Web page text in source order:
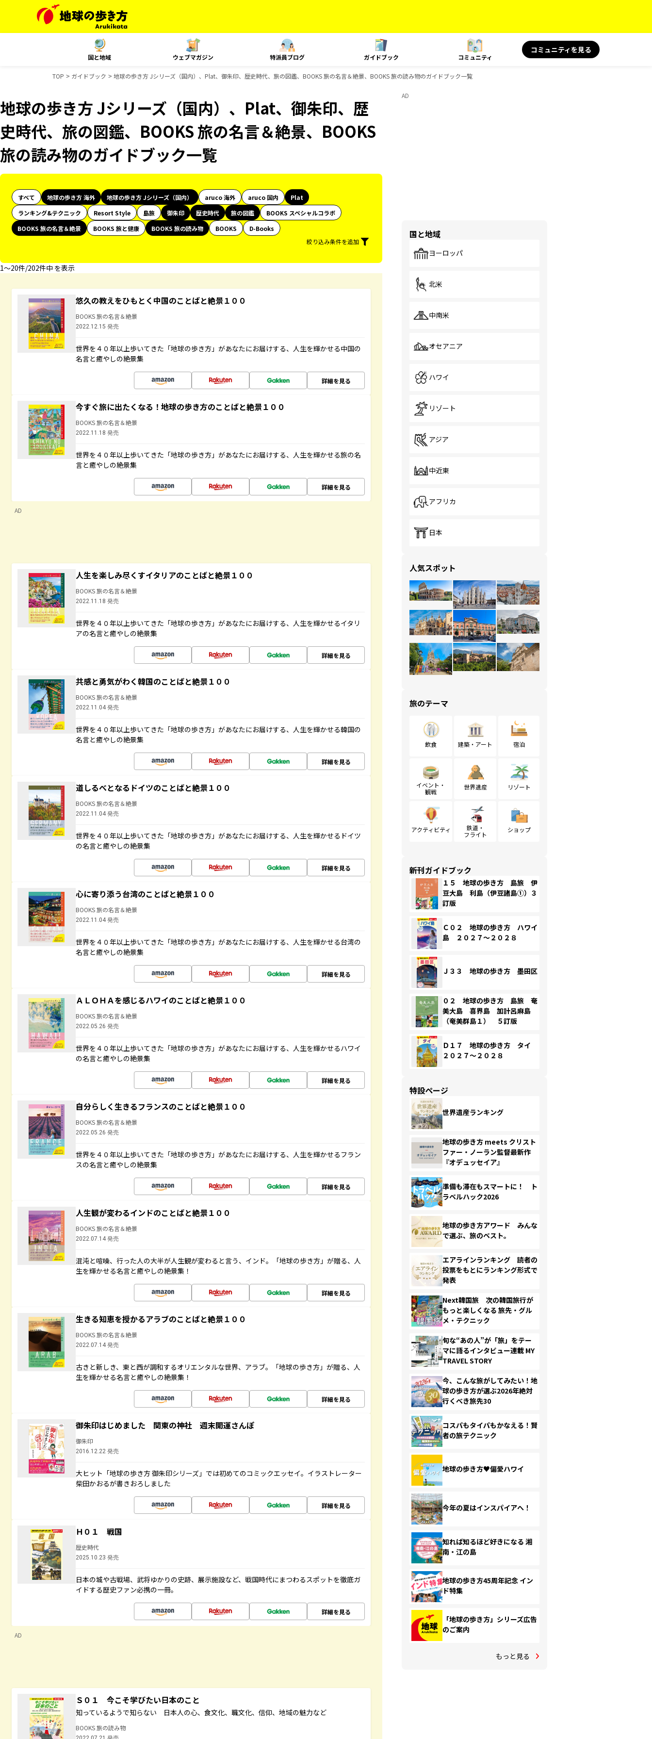
国と地域 ウェブマガジン 特派員ブログ ガイドブック コミュニティ
コミュニティを見る
TOP ガイドブック 地球の歩き方 Jシリーズ（国内）、Plat、御朱印、歴史時代、旅の図鑑、BOOKS 旅の名言＆絶景、BOOKS 旅の読み物のガイドブック一覧
地球の歩き方 Jシリーズ（国内）、Plat、御朱印、歴
史時代、旅の図鑑、BOOKS 旅の名言＆絶景、BOOKS
旅の読み物のガイドブック一覧
すべて 地球の歩き方 海外 地球の歩き方 Jシリーズ（国内） aruco 海外 aruco 国内
Plat
ランキング&テクニック
Resort Style 島旅 御朱印 歴史時代 旅の図鑑
BOOKS スペシャルコラボ
BOOKS 旅の名言＆絶景
BOOKS 旅と健康 BOOKS 旅の読み物 BOOKS
D-Books
絞り込み条件を追加
1〜20件/202件中 を表示
悠久の教えをひもとく中国のことばと絶景１００
BOOKS 旅の名言＆絶景
2022.12.15 発売
世界を４０年以上歩いてきた「地球の歩き方」があなたにお届けする、人生を輝かせる中国の
名言と癒やしの絶景集
詳細を見る
今すぐ旅に出たくなる！地球の歩き方のことばと絶景１００
BOOKS 旅の名言＆絶景
2022.11.18 発売
世界を４０年以上歩いてきた「地球の歩き方」があなたにお届けする、人生を輝かせる旅の名
言と癒やしの絶景集
詳細を見る
AD
人生を楽しみ尽くすイタリアのことばと絶景１００
BOOKS 旅の名言＆絶景
2022.11.18 発売
世界を４０年以上歩いてきた「地球の歩き方」があなたにお届けする、人生を輝かせるイタリ
アの名言と癒やしの絶景集
詳細を見る
共感と勇気がわく韓国のことばと絶景１００
BOOKS 旅の名言＆絶景
2022.11.04 発売
世界を４０年以上歩いてきた「地球の歩き方」があなたにお届けする、人生を輝かせる韓国の
名言と癒やしの絶景集
詳細を見る
道しるべとなるドイツのことばと絶景１００
BOOKS 旅の名言＆絶景
2022.11.04 発売
世界を４０年以上歩いてきた「地球の歩き方」があなたにお届けする、人生を輝かせるドイツ
の名言と癒やしの絶景集
詳細を見る
心に寄り添う台湾のことばと絶景１００
BOOKS 旅の名言＆絶景
2022.11.04 発売
世界を４０年以上歩いてきた「地球の歩き方」があなたにお届けする、人生を輝かせる台湾の
名言と癒やしの絶景集
詳細を見る
ＡＬＯＨＡを感じるハワイのことばと絶景１００
BOOKS 旅の名言＆絶景
2022.05.26 発売
世界を４０年以上歩いてきた「地球の歩き方」があなたにお届けする、人生を輝かせるハワイ
の名言と癒やしの絶景集
詳細を見る
自分らしく生きるフランスのことばと絶景１００
BOOKS 旅の名言＆絶景
2022.05.26 発売
世界を４０年以上歩いてきた「地球の歩き方」があなたにお届けする、人生を輝かせるフラン
スの名言と癒やしの絶景集
詳細を見る
人生観が変わるインドのことばと絶景１００
BOOKS 旅の名言＆絶景
2022.07.14 発売
混沌と喧噪、行った人の大半が人生観が変わると言う、インド。「地球の歩き方」が贈る、人
生を輝かせる名言と癒やしの絶景集！
詳細を見る
生きる知恵を授かるアラブのことばと絶景１００
BOOKS 旅の名言＆絶景
2022.07.14 発売
古きと新しき、東と西が調和するオリエンタルな世界、アラブ。「地球の歩き方」が贈る、人
生を輝かせる名言と癒やしの絶景集！
詳細を見る
御朱印はじめました 関東の神社 週末開運さんぽ
御朱印
2016.12.22 発売
大ヒット「地球の歩き方 御朱印シリーズ」では初めてのコミックエッセイ。イラストレーター
柴田かおるが書きおろしました
詳細を見る
Ｈ０１ 戦国
歴史時代
2025.10.23 発売
日本の城や古戦場、武将ゆかりの史跡、展示施設など、戦国時代にまつわるスポットを徹底ガ
イドする歴史ファン必携の一冊。
詳細を見る
AD
Ｓ０１ 今こそ学びたい日本のこと
知っているようで知らない 日本人の心、食文化、職文化、信仰、地域の魅力など
BOOKS 旅の読み物
AD
国と地域
ヨーロッパ
北米
中南米
オセアニア
ハワイ
リゾート
アジア
中近東
アフリカ
日本
人気スポット
旅のテーマ
飲食 建築・アート 宿泊
イベント・
観戦
世界遺産 リゾート
アクティビティ
鉄道・
フライト
ショップ
新刊ガイドブック
１５ 地球の歩き方 島旅 伊
豆大島 利島（伊豆諸島①）３
訂版
Ｃ０２ 地球の歩き方 ハワイ
島 ２０２７～２０２８
Ｊ３３ 地球の歩き方 墨田区
０２ 地球の歩き方 島旅 奄
美大島 喜界島 加計呂麻島
（奄美群島１） ５訂版
Ｄ１７ 地球の歩き方 タイ
２０２７～２０２８
特設ページ
世界遺産ランキング
地球の歩き方 meets クリスト
ファー・ノーラン監督最新作
『オデュッセイア』
準備も滞在もスマートに！ ト
ラベルハック2026
地球の歩き方アワード みんな
で選ぶ、旅のベスト。
エアラインランキング 読者の
投票をもとにランキング形式で
発表
Next韓国旅 次の韓国旅行が
もっと楽しくなる 旅先・グル
メ・テクニック
旬な“あの人”が「旅」をテー
マに語るインタビュー連載 MY
TRAVEL STORY
今、こんな旅がしてみたい！地
球の歩き方が選ぶ2026年絶対
行くべき旅先30
コスパもタイパもかなえる！賢
者の旅テクニック
地球の歩き方♥偏愛ハワイ
今年の夏はインスパイアへ！
知れば知るほど好きになる 湘
南・江の島
地球の歩き方45周年記念 イン
ド特集
「地球の歩き方」シリーズ広告
のご案内
もっと見る